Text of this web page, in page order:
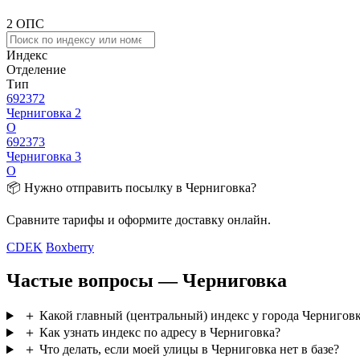
2 ОПС
Индекс
Отделение
Тип
692372
Черниговка 2
О
692373
Черниговка 3
О
📦 Нужно отправить посылку в Черниговка?
Сравните тарифы и оформите доставку онлайн.
CDEK Boxberry
Частые вопросы — Черниговка
＋ Какой главный (центральный) индекс у города
＋ Как узнать индекс по адресу в Черниговка?
＋ Что делать, если моей улицы в Черниговка нет в базе?